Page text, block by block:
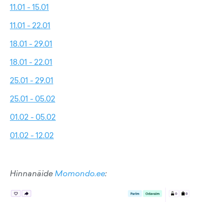
11.01 - 15.01
11.01 - 22.01
18.01 - 29.01
18.01 - 22.01
25.01 - 29.01
25.01 - 05.02
01.02 - 05.02
01.02 - 12.02
HinnanäideMomondo.ee: